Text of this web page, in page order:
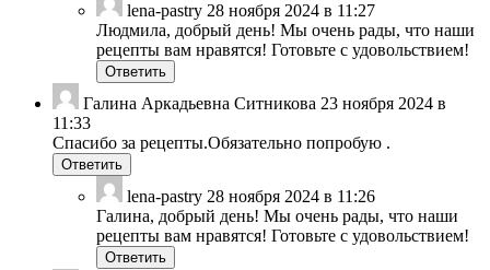
lena-pastry 28 ноября 2024 в 11:27
Людмила, добрый день! Мы очень рады, что наши
рецепты вам нравятся! Готовьте с удовольствием!
Ответить
Галина Аркадьевна Ситникова 23 ноября 2024 в
11:33
Спасибо за рецепты.Обязательно попробую .
Ответить
lena-pastry 28 ноября 2024 в 11:26
Галина, добрый день! Мы очень рады, что наши
рецепты вам нравятся! Готовьте с удовольствием!
Ответить